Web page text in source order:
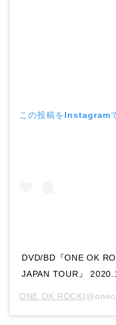
この投稿をInstagram
DVD/BD『ONE OK
JAPAN TOUR』
ONE OK ROCK